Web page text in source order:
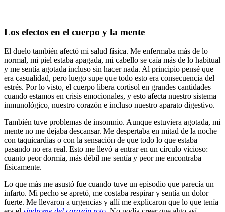
Los efectos en el cuerpo y la mente
El duelo también afectó mi salud física. Me enfermaba más de lo
normal, mi piel estaba apagada, mi cabello se caía más de lo habitual
y me sentía agotada incluso sin hacer nada. Al principio pensé que
era casualidad, pero luego supe que todo esto era consecuencia del
estrés. Por lo visto, el cuerpo libera cortisol en grandes cantidades
cuando estamos en crisis emocionales, y esto afecta nuestro sistema
inmunológico, nuestro corazón e incluso nuestro aparato digestivo.
También tuve problemas de insomnio. Aunque estuviera agotada, mi
mente no me dejaba descansar. Me despertaba en mitad de la noche
con taquicardias o con la sensación de que todo lo que estaba
pasando no era real. Esto me llevó a entrar en un círculo vicioso:
cuanto peor dormía, más débil me sentía y peor me encontraba
físicamente.
Lo que más me asustó fue cuando tuve un episodio que parecía un
infarto. Mi pecho se apretó, me costaba respirar y sentía un dolor
fuerte. Me llevaron a urgencias y allí me explicaron que lo que tenía